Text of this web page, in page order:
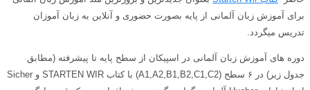
برای آموزش زبان آلمانی از پایه بصورت حضوری و آنلاین به زبان آموزان
تدریس میگردد.
دوره های آموزش زبان آلمانی در اسپیکان از سطح پایه تا پیشرفته (مطابق
جدول زیر) در ۶ سطح (A1,A2,B1,B2,C1,C2) با کتاب STARTEN WIR و Sicher